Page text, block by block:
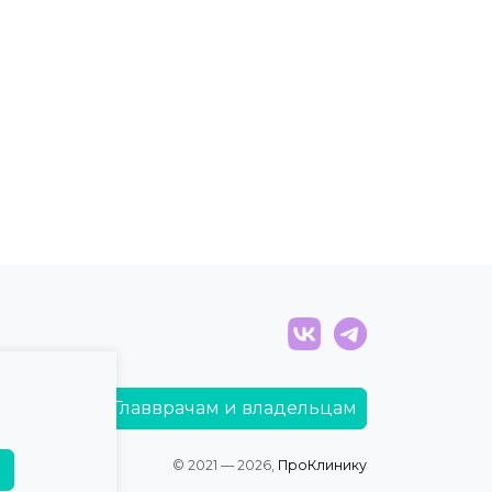
Главврачам и владельцам
© 2021 — 2026, ПроКлинику